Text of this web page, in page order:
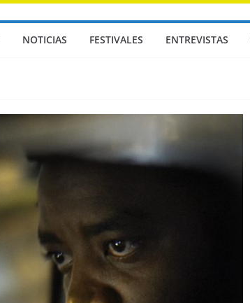
NOTICIAS FESTIVALES ENTREVISTAS